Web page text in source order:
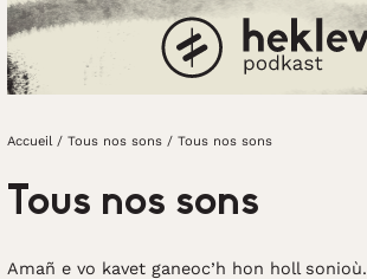
Accueil
Accueil/ Tous nos sons / Tous nos sons
Tous nos sons
Amañ e vo kavet ganeoc’h hon holl sonioù.